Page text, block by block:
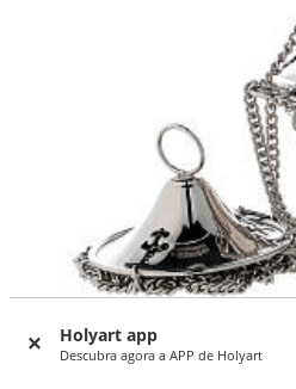
Holyart app
Descubra agora a APP de Holyart